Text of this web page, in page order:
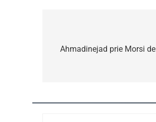
de
Ahmadinejad prie Morsi
CE